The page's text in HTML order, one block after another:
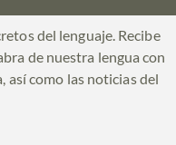
del lenguaje. Recibe
de nuestra lengua con
así como las noticias del